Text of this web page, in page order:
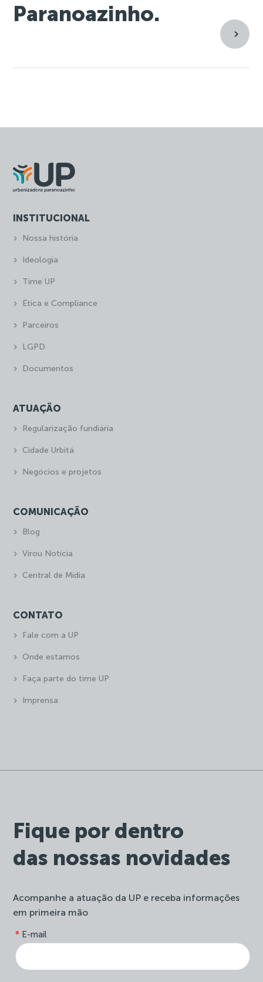
Paranoazinho.
Fique por dentro
das nossas novidades
Acompanhe a atuação da UP e receba informações
em primeira mão
site-
newsletter
E-mail
*
você
é
humano,
INSTITUCIONAL
Nossa história
Ideologia
Time UP
Ética e Compliance
Parceiros
LGPD
Documentos
ATUAÇÃO
Regularização fundiária
Cidade Urbitá
Negócios e projetos
COMUNICAÇÃO
Blog
Virou Notícia
Central de Mídia
CONTATO
Fale com a UP
Onde estamos
Faça parte do time UP
Imprensa